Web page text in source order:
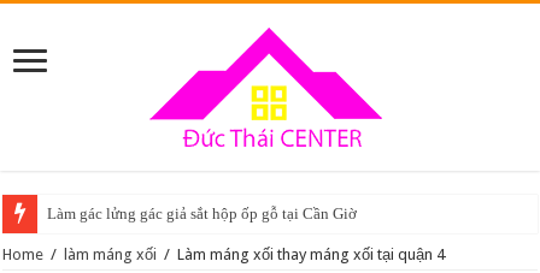
Làm gác lửng gác giả sắt hộp ốp gỗ tại Cần Giờ
Home / làm máng xối / Làm máng xối thay máng xối tại quận 4